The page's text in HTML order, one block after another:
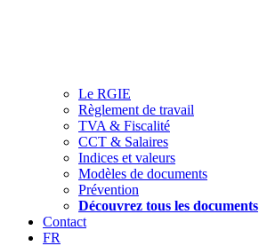
Le RGIE
Règlement de travail
TVA & Fiscalité
CCT & Salaires
Indices et valeurs
Modèles de documents
Prévention
Découvrez tous les documents
Contact
FR